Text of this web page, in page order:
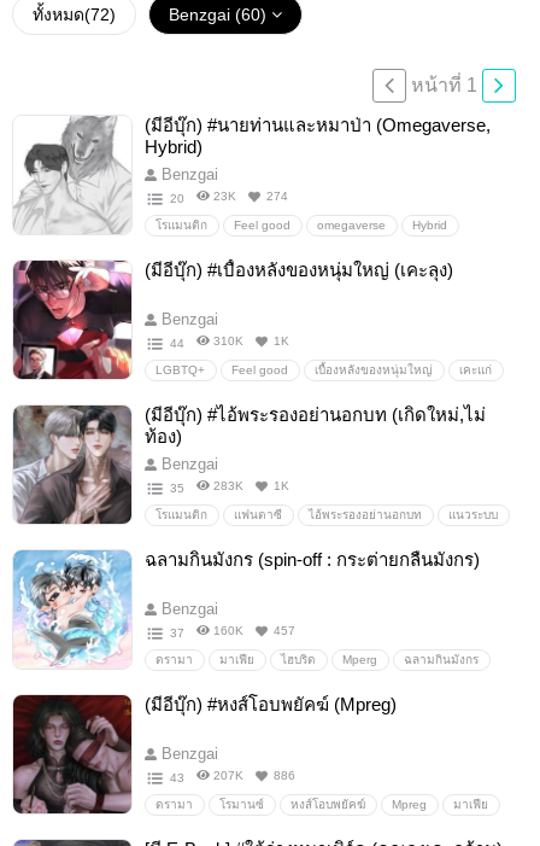
ทั้งหมด(72) Benzgai (60)
หน้าที่ 1
(มีอีบุ๊ก) #นายท่านและหมาป่า (Omegaverse,
Hybrid)
Benzgai
20 23K 274
โรแมนติก Feel good omegaverse Hybrid
โรแมนติก/romantic อบอุ่น/feelgood ดราม่า/Drama
(มีอีบุ๊ก) #เบื้องหลังของหนุ่มใหญ่ (เคะลุง)
Benzgai
44 310K 1K
LGBTQ+ Feel good เบื้องหลังของหนุ่มใหญ่ เคะแก่
Romantic/โรแมนติก แซ่บ ร้อนแรง เซ็กซี่
เมะเด็กกว่า ลุงเคะ
(มีอีบุ๊ก) #ไอ้พระรองอย่านอกบท (เกิดใหม่,ไม่
ท้อง)
Benzgai
35 283K 1K
โรแมนติก แฟนตาซี ไอ้พระรองอย่านอกบท แนวระบบ
เคะกล้าม เคะแก่ เมะลูกหมา Romantic/โรแมนติก
ฉลามกินมังกร (spin-off : กระต่ายกลืนมังกร)
Benzgai
37 160K 457
ดรามา มาเฟีย ไฮบริด Mperg ฉลามกินมังกร
(มีอีบุ๊ก) #หงส์โอบพยัคฆ์ (Mpreg)
Benzgai
43 207K 886
ดรามา โรมานซ์ หงส์โอบพยัคฆ์ Mpreg มาเฟีย